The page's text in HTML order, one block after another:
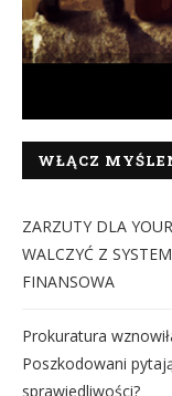
WŁĄCZ
ZARZUTY DLA
WALCZYĆ Z
FINANSOWA
Prokuratura
Poszkodowani
sprawiedliwości?